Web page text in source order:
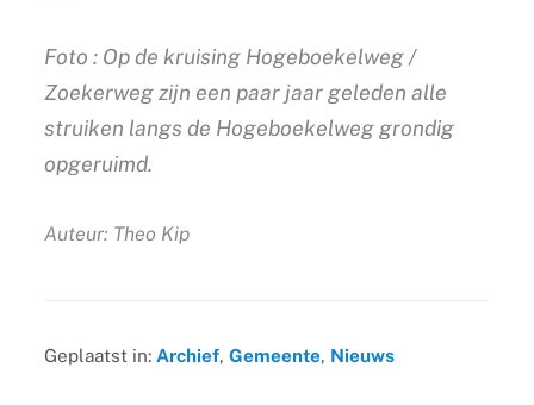
Foto : Op de kruising Hogeboekelweg /
Zoekerweg zijn een paar jaar geleden alle
struiken langs de Hogeboekelweg grondig
opgeruimd.
Auteur: Theo Kip
Geplaatst in: Archief, Gemeente, Nieuws